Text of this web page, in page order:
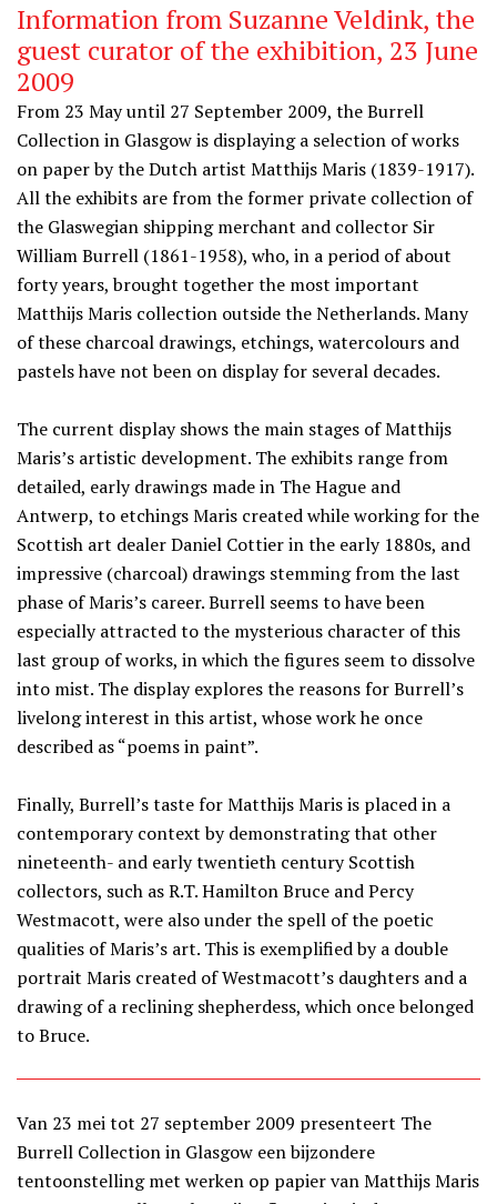
Information from Suzanne Veldink, the
guest curator of the exhibition, 23 June
2009
From 23 May until 27 September 2009, the Burrell
Collection in Glasgow is displaying a selection of works
on paper by the Dutch artist Matthijs Maris (1839-1917).
All the exhibits are from the former private collection of
the Glaswegian shipping merchant and collector Sir
William Burrell (1861-1958), who, in a period of about
forty years, brought together the most important
Matthijs Maris collection outside the Netherlands. Many
of these charcoal drawings, etchings, watercolours and
pastels have not been on display for several decades.
The current display shows the main stages of Matthijs
Maris’s artistic development. The exhibits range from
detailed, early drawings made in The Hague and
Antwerp, to etchings Maris created while working for the
Scottish art dealer Daniel Cottier in the early 1880s, and
impressive (charcoal) drawings stemming from the last
phase of Maris’s career. Burrell seems to have been
especially attracted to the mysterious character of this
last group of works, in which the figures seem to dissolve
into mist. The display explores the reasons for Burrell’s
livelong interest in this artist, whose work he once
described as “poems in paint”.
Finally, Burrell’s taste for Matthijs Maris is placed in a
contemporary context by demonstrating that other
nineteenth- and early twentieth century Scottish
collectors, such as R.T. Hamilton Bruce and Percy
Westmacott, were also under the spell of the poetic
qualities of Maris’s art. This is exemplified by a double
portrait Maris created of Westmacott’s daughters and a
drawing of a reclining shepherdess, which once belonged
to Bruce.
Van 23 mei tot 27 september 2009 presenteert The
Burrell Collection in Glasgow een bijzondere
tentoonstelling met werken op papier van Matthijs Maris